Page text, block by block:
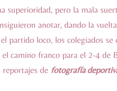
superioridad, pero la mala
anotar, dando la
partido loco, los colegiados
camino franco para el 2-4 de
de fotografía